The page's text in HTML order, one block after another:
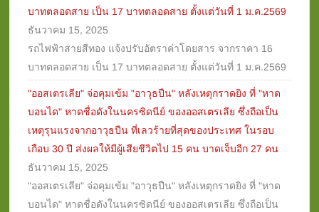
บาทตลอดสาย เป็น 17 บาทตลอดสาย ตั้งแต่วันที่ 1 ม.ค.2569
ธันวาคม 15, 2025
รถไฟฟ้าสายสีทอง แจ้งปรับอัตราค่าโดยสาร จากราคา 16
บาทตลอดสาย เป็น 17 บาทตลอดสาย ตั้งแต่วันที่ 1 ม.ค.2569
"ออสเตรเลีย" จ่อคุมเข้ม "อาวุธปืน" หลังเหตุกราดยิง ที่ "หาด
บอนได" หาดชื่อดังในนครซิดนีย์ ของออสเตรเลีย ซึ่งถือเป็น
เหตุรุนแรงจากอาวุธปืน ที่เลวร้ายที่สุดของประเทศ ในรอบ
เกือบ 30 ปี ส่งผลให้มีผู้เสียชีวิตไป 15 คน บาดเจ็บอีก 27 คน
ธันวาคม 15, 2025
"ออสเตรเลีย" จ่อคุมเข้ม "อาวุธปืน" หลังเหตุกราดยิง ที่ "หาด
บอนได" หาดชื่อดังในนครซิดนีย์ ของออสเตรเลีย ซึ่งถือเป็น